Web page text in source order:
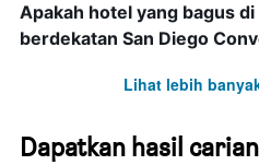
Apakah hotel yang bagus
berdekatan San Diego
Lihat lebih
Dapatkan hasil